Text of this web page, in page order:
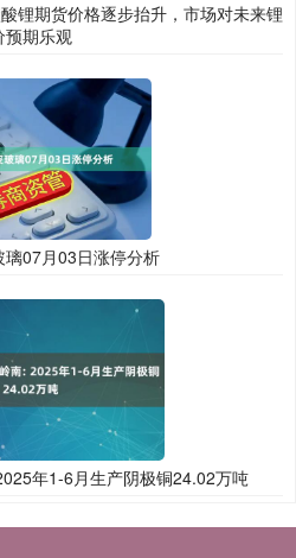
锂期货价格逐步抬升，市场对未来锂
预期乐观
璃07月03日涨停分析
年1-6月生产阴极铜24.02万吨